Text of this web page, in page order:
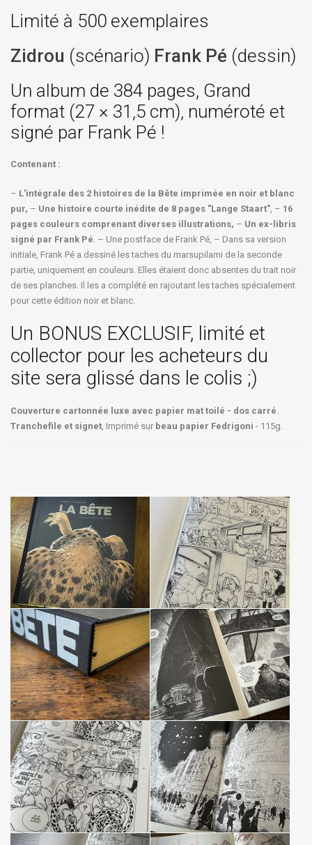
Limité à 500 exemplaires
Zidrou (scénario) Frank Pé (dessin)
Un album de 384 pages, Grand
format (27 × 31,5 cm), numéroté et
signé par Frank Pé !
Contenant :
– L'intégrale des 2 histoires de la Bête imprimée en noir et blanc
pur, – Une histoire courte inédite de 8 pages "Lange Staart", – 16
pages couleurs comprenant diverses illustrations, – Un ex-libris
signé par Frank Pé. – Une postface de Frank Pé, – Dans sa version
initiale, Frank Pé a dessiné les taches du marsupilami de la seconde
partie, uniquement en couleurs. Elles étaient donc absentes du trait noir
de ses planches. Il les a complété en rajoutant les taches spécialement
pour cette édition noir et blanc.
Un BONUS EXCLUSIF, limité et
collector pour les acheteurs du
site sera glissé dans le colis ;)
Couverture cartonnée luxe avec papier mat toilé - dos carré.
Tranchefile et signet, Imprimé sur beau papier Fedrigoni - 115g.